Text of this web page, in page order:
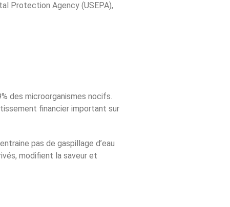
Protection Agency (USEPA),
des microorganismes nocifs.
financier important sur
pas de gaspillage d’eau
modifient la saveur et